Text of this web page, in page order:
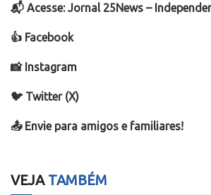
📬 Acesse: Jornal 25News –
👍 Facebook
📸 Instagram
🐦 Twitter (X)
📤 Envie para amigos e familiares!
VEJATAMBÉM